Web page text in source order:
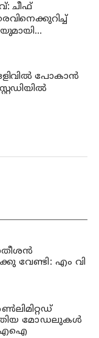
ചീഫ്
പോകാന്‍
വേണ്ടി: എം വി
മോഡലുകൾ
എഐ